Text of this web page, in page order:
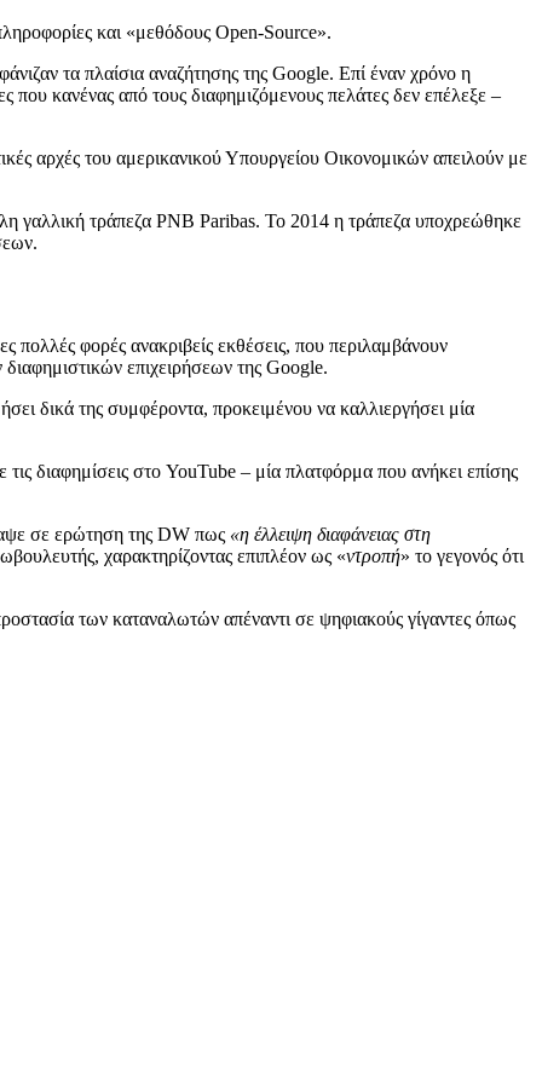
και «μεθόδους Open-Source».
τα πλαίσια αναζήτησης της Google. Επί έναν χρόνο η
που κανένας από τους διαφημιζόμενους πελάτες δεν επέλεξε –
αρχές του αμερικανικού Υπουργείου Οικονομικών απειλούν με
γαλλική τράπεζα PNB Paribas. Το 2014 η τράπεζα υποχρεώθηκε
πολλές φορές ανακριβείς εκθέσεις, που περιλαμβάνουν
επιχειρήσεων της Google.
δικά της συμφέροντα, προκειμένου να καλλιεργήσει μία
διαφημίσεις στο YouTube – μία πλατφόρμα που ανήκει επίσης
σε ερώτηση της DW πως «η έλλειψη διαφάνειας στη
χαρακτηρίζοντας επιπλέον ως «ντροπή» το γεγονός ότι
των καταναλωτών απέναντι σε ψηφιακούς γίγαντες όπως